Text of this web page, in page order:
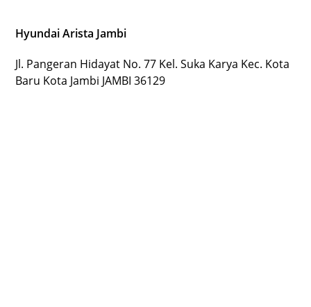
Hyundai Arista Jambi
Jl. Pangeran Hidayat No. 77 Kel. Suka Karya Kec. Kota
Baru Kota Jambi JAMBI 36129